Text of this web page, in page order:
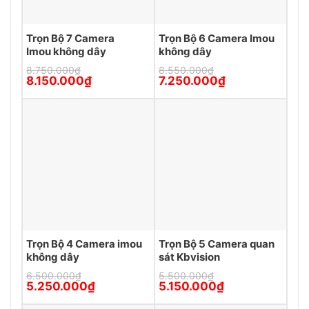
Trọn Bộ 7 Camera
Imou không dây
8.750.000₫
Giá
gốc
là:
8.150.000₫Giá
tại
Trọn Bộ 6 Camera Imou
không dây
8.550.000₫
Giá
gốc
là:
7.250.000₫Giá
tại
Trọn Bộ 4 Camera imou
không dây
6.500.000₫
Giá
gốc
là:
5.250.000₫Giá
tại
Trọn Bộ 5 Camera quan
sát Kbvision
5.500.000₫
Giá
gốc
là:
5.150.000₫Giá
tại